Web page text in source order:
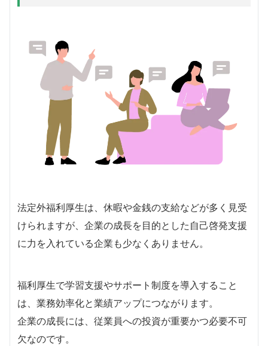
法定外福利厚生は、休暇や金銭の支給などが多く見受
けられますが、企業の成長を目的とした自己啓発支援
に力を入れている企業も少なくありません。
福利厚生で学習支援やサポート制度を導入すること
は、業務効率化と業績アップにつながります。
企業の成長には、従業員への投資が重要かつ必要不可
欠なのです。